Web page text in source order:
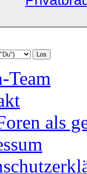
Team
als